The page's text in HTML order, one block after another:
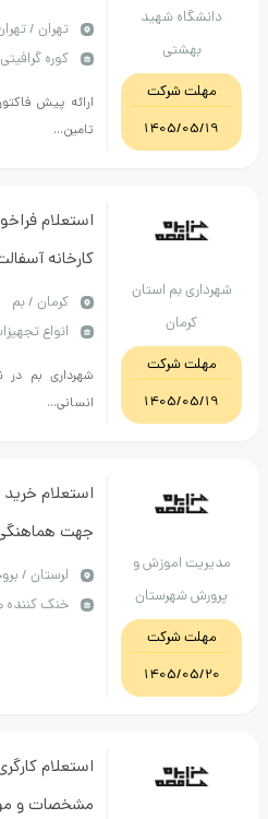
شهید
شرکت
1405/
02129902030
تهران / تهران
کوره گرافیتی
ارائه پیش فاکتور الزامی
تامین...
بم استان
شرکت
1405/
استعلام فراخوان جذب
کارخانه آسفالت /
شهرداری بم قبل از عقد
اپراتور الزامی
شماره 09369469002
كرمان / بم
انواع تجهیزات و قطعات
شهرداری بم در نظر دارد به
انسانی...
اموزش و
شهرستان
بروجرد
شرکت
1405/
استعلام خرید یک
تماس حاصل نمایید .
لرستان / بروجرد
خنک کننده های صنعتی
استعلام کارگری رفت و
مشخصات و موارد ذکر